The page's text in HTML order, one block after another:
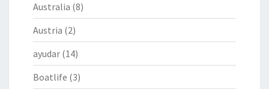
Australia (8)
Austria (2)
ayudar (14)
Boatlife (3)